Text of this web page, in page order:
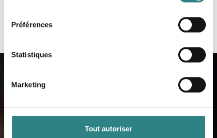
Préférences
Statistiques
Marketing
Tout autoriser
Contactez-nous
Lorsque vous aurez inscrit vos